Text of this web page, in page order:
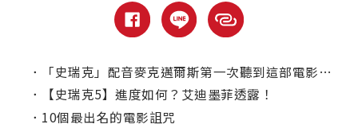
．
「史瑞克」配音麥克邁爾斯第一次聽到這部電影片名，直呼有生以來最糟！
．
【史瑞克5】進度如何？艾迪墨菲透露！
． 10個最出名的電影詛咒